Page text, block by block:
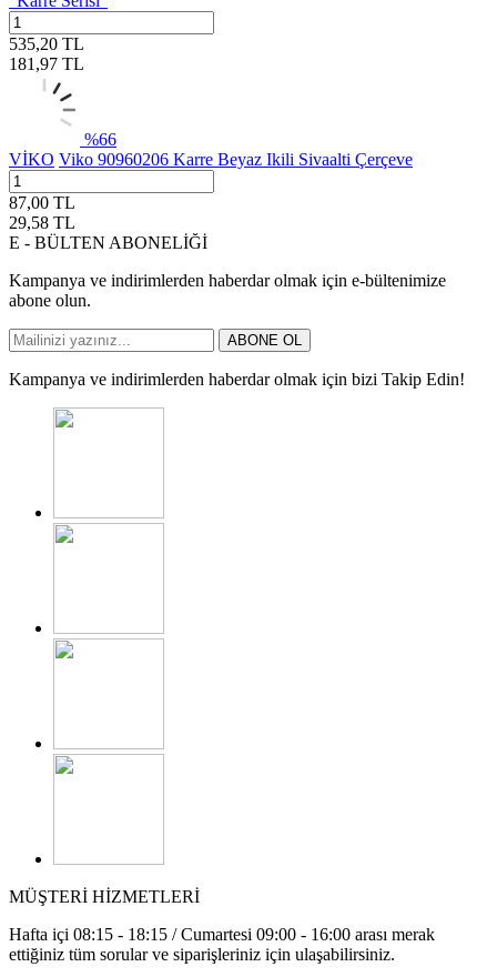
535,20 TL
181,97 TL
%66
VİKO Viko 90960206 Karre Beyaz Ikili Sivaalti Çerçeve
87,00 TL
29,58 TL
E - BÜLTEN ABONELİĞİ
Kampanya ve indirimlerden haberdar olmak için e-bültenimize
abone olun.
ABONE OL
Kampanya ve indirimlerden haberdar olmak için bizi Takip Edin!
MÜŞTERİ HİZMETLERİ
Hafta içi 08:15 - 18:15 / Cumartesi 09:00 - 16:00 arası merak
ettiğiniz tüm sorular ve siparişleriniz için ulaşabilirsiniz.